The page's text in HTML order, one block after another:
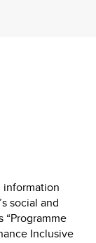
information
social and
“Programme
Inclusive